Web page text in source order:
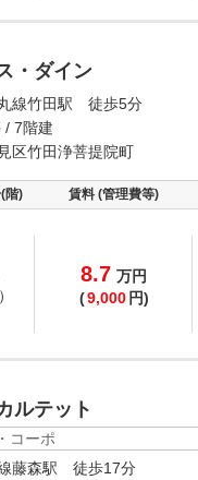
・ダイン
線竹田駅 徒歩5分
/ 7階建
区竹田浄菩提院町
階) 賃料 (管理費等)
8.7 万円
(9,000 円)
ルテット
コーポ
線藤森駅 徒歩17分